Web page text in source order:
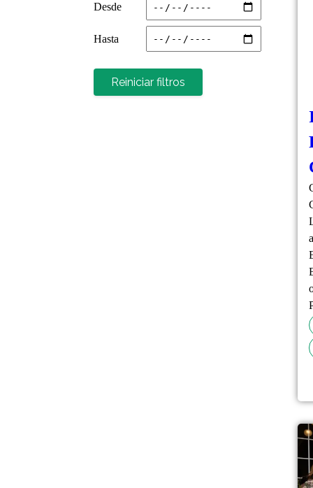
Desde
Hasta
Reiniciar filtros